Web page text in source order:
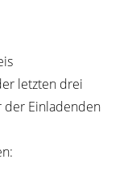
letzten drei
der Einladenden